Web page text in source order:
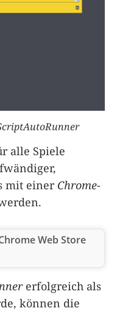
alle Spiele
mit einer Chrome-
Web Store
erfolgreich als
können die